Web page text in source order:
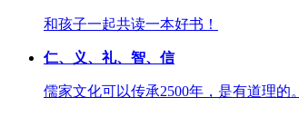
和孩子一起共读一本好书！
仁、义、礼、智、信
儒家文化可以传承2500年，是有道理的。